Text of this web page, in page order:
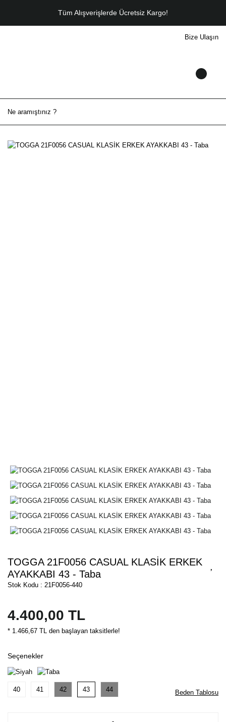
Tüm Alışverişlerde Ücretsiz Kargo!
Bize Ulaşın
TOGGA 21F0056 CASUAL KLASİK ERKEK
AYAKKABI 43 - Taba
Stok Kodu : 21F0056-440
4.400,00 TL
* 1.466,67 TL den başlayan taksitlerle!
Seçenekler
40 41 42 43 44 Beden Tablosu